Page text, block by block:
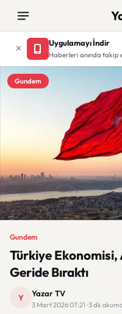
Uygulamayı İndir
Haberleri anında takip
Gundem
Gundem
Türkiye Ekonomisi,
Geride Bıraktı
Y Yazar TV
3 Mart 2026 07:21 · 3 dk